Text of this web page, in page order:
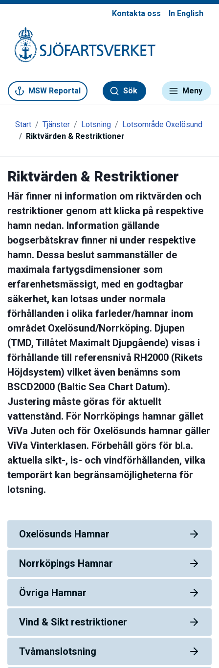
Kontakta oss In English
MSW Reportal Sök Meny
Start Tjänster Lotsning
Lotsområde Oxelösund
Riktvärden & Restriktioner
Riktvärden & Restriktioner
Här finner ni information om riktvärden och
restriktioner genom att klicka på respektive
hamn nedan. Information gällande
bogserbåtskrav finner ni under respektive
hamn. Dessa beslut sammanställer de
maximala fartygsdimensioner som
erfarenhetsmässigt, med en godtagbar
säkerhet, kan lotsas under normala
förhållanden i olika farleder/hamnar inom
området Oxelösund/Norrköping. Djupen
(TMD, Tillåtet Maximalt Djupgående) visas i
förhållande till referensnivå RH2000 (Rikets
Höjdsystem) vilket även benämns som
BSCD2000 (Baltic Sea Chart Datum).
Justering måste göras för aktuellt
vattenstånd. För Norrköpings hamnar gället
ViVa Juten och för Oxelösunds hamnar gäller
ViVa Vinterklasen. Förbehåll görs för bl.a.
aktuella sikt-, is- och vindförhållanden, vilka
temporärt kan begränsamöjligheterna för
lotsning.
Oxelösunds Hamnar
Norrköpings Hamnar
Övriga Hamnar
Vind & Sikt restriktioner
Tvåmanslotsning